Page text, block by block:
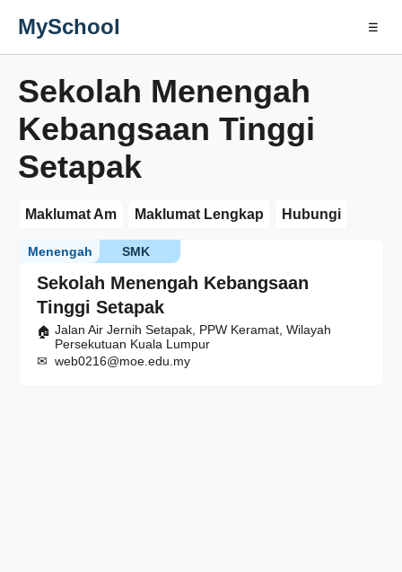
MySchool ☰
Sekolah Menengah
Kebangsaan Tinggi
Setapak
Maklumat Am Maklumat Lengkap Hubungi
Sekolah Menengah Kebangsaan
Tinggi Setapak
SMK
Menengah
Jalan Air Jernih Setapak, PPW Keramat, Wilayah
Persekutuan Kuala Lumpur
web0216@moe.edu.my